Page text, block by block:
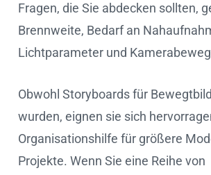
Fragen, die Sie abdecken sollten,
Brennweite, Bedarf an
Lichtparameter und
Obwohl Storyboards für
wurden, eignen sie sich
Organisationshilfe für größere
Projekte. Wenn Sie eine Reihe von